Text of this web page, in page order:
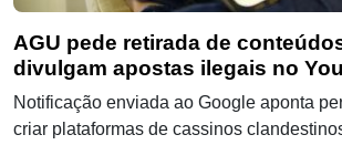
AGU pede retirada de
divulgam apostas ilegais no
Notificação enviada ao Google aponta
criar plataformas de cassinos